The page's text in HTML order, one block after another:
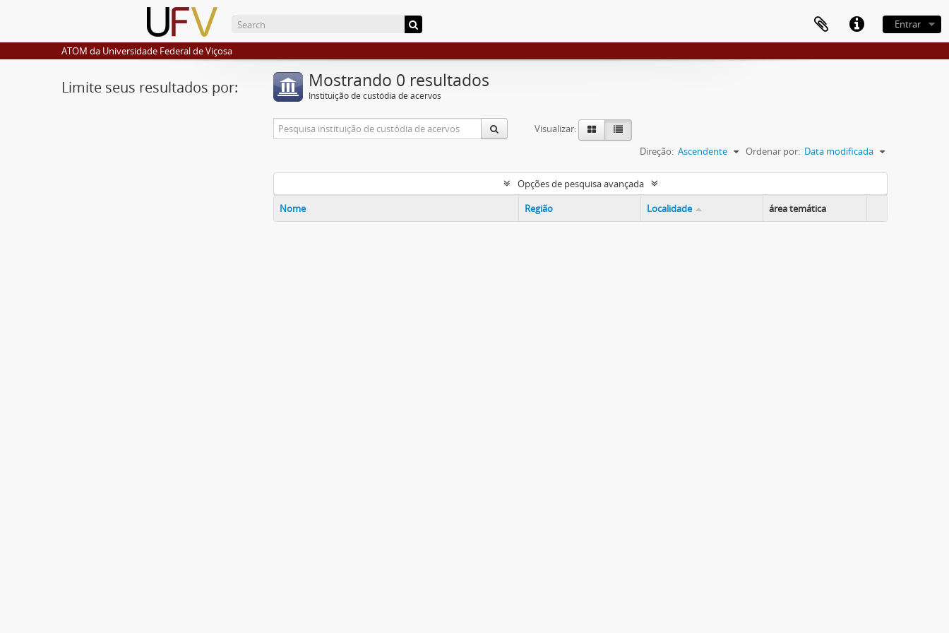
Entrar
ATOM da Universidade Federal de Viçosa
Limite seus resultados por: Mostrando 0 resultados
Instituição de custódia de acervos
Visualizar:
Ordenar por: Data modificada
Direção: Ascendente
Opções de pesquisa avançada
Nome
Região Localidade área temática